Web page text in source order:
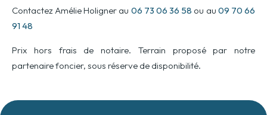
Contactez Amélie Holigner au 06 73 06 36 58 ou au 09 70 66
91 48
Prix hors frais de notaire. Terrain proposé par notre
partenaire foncier, sous réserve de disponibilité.